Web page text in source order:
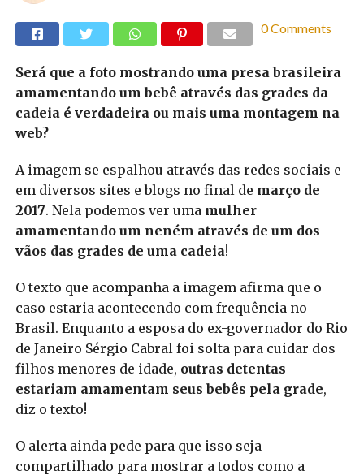
0 Comments
Será que a foto mostrando uma presa brasileira
amamentando um bebê através das grades da
cadeia é verdadeira ou mais uma montagem na
web?
A imagem se espalhou através das redes sociais e
em diversos sites e blogs no final de março de
2017. Nela podemos ver uma mulher
amamentando um neném através de um dos
vãos das grades de uma cadeia!
O texto que acompanha a imagem afirma que o
caso estaria acontecendo com frequência no
Brasil. Enquanto a esposa do ex-governador do Rio
de Janeiro Sérgio Cabral foi solta para cuidar dos
filhos menores de idade, outras detentas
estariam amamentam seus bebês pela grade,
diz o texto!
O alerta ainda pede para que isso seja
compartilhado para mostrar a todos como a